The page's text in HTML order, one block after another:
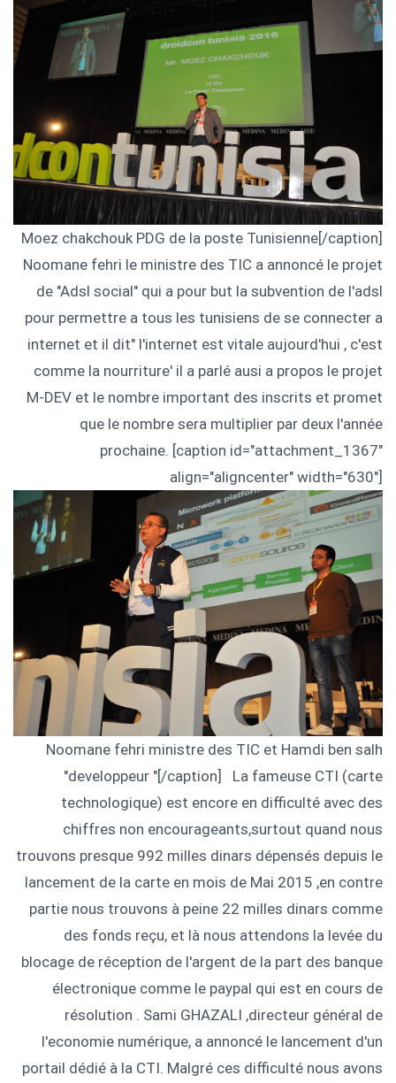
Moez chakchouk PDG de la poste Tunisienne[/caption]
Noomane fehri le ministre des TIC a annoncé le projet
de "Adsl social" qui a pour but la subvention de l'adsl
pour permettre a tous les tunisiens de se connecter a
internet et il dit" l'internet est vitale aujourd'hui , c'est
comme la nourriture' il a parlé ausi a propos le projet
M-DEV et le nombre important des inscrits et promet
que le nombre sera multiplier par deux l'année
prochaine. [caption id="attachment_1367"
align="aligncenter" width="630"]
Noomane fehri ministre des TIC et Hamdi ben salh
"developpeur "[/caption] La fameuse CTI (carte
technologique) est encore en difficulté avec des
chiffres non encourageants,surtout quand nous
trouvons presque 992 milles dinars dépensés depuis le
lancement de la carte en mois de Mai 2015 ,en contre
partie nous trouvons à peine 22 milles dinars comme
des fonds reçu, et là nous attendons la levée du
blocage de réception de l'argent de la part des banque
électronique comme le paypal qui est en cours de
résolution . Sami GHAZALI ,directeur général de
l'economie numérique, a annoncé le lancement d'un
portail dédié à la CTI. Malgré ces difficulté nous avons